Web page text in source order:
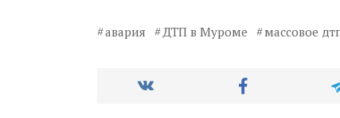
авария ДТП в Муроме массовое